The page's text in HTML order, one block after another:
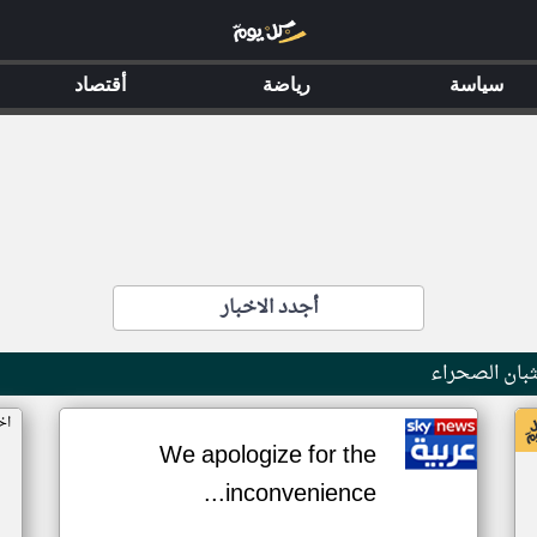
أجدد الاخبار
الصحراء
We apologize for the
inconvenience...
سياسة رياضة أقتصاد